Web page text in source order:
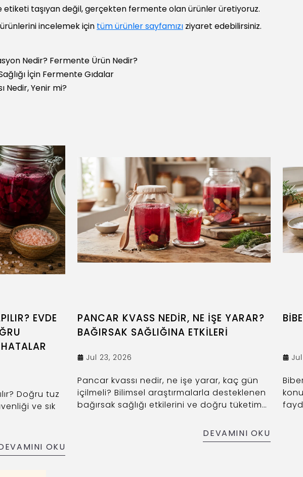
taşıyan değil, gerçekten fermente olan ürünler üretiyoruz.
incelemek için tüm ürünler sayfamızı ziyaret edebilirsiniz.
Nedir? Fermente Ürün Nedir?
İçin Fermente Gıdalar
Nedir, Yenir mi?
EVDE
Doğru tuz
ve sık
OKU
PANCAR KVASS NEDİR, NE İŞE YARAR?
BAĞIRSAK SAĞLIĞINA ETKİLERİ
Jul 23, 2026
Pancar kvassı nedir, ne işe yarar, kaç gün
içilmeli? Bilimsel araştırmalarla desteklenen
bağırsak sağlığı etkilerini ve doğru tüketim
DEVAMINI OKU